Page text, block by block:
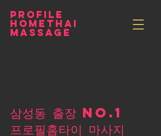
PROFILE
HOMETHAI
MASSAGE
삼성동 출장 NO.1
​프로필홈타이 마사지